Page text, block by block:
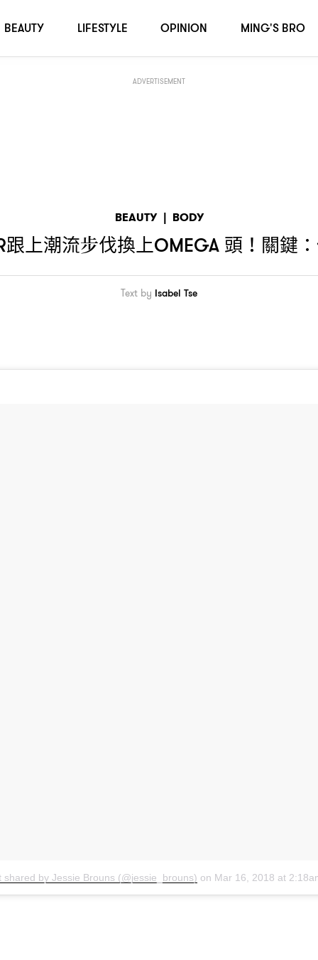
ADVERTISEMENT
BEAUTY | BODY
跟上潮流步伐換上OMEGA 頭 ！ 關鍵 ：
Text by Isabel Tse
shared by Jessie Brouns (@jessie_brouns) on Mar 16, 2018 at
BEAUTY LIFESTYLE OPINION MING'S BRO